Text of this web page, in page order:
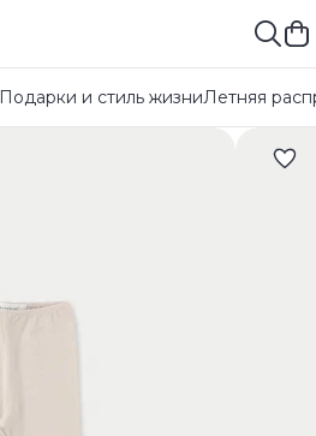
Подарки и стиль жизниЛетняя